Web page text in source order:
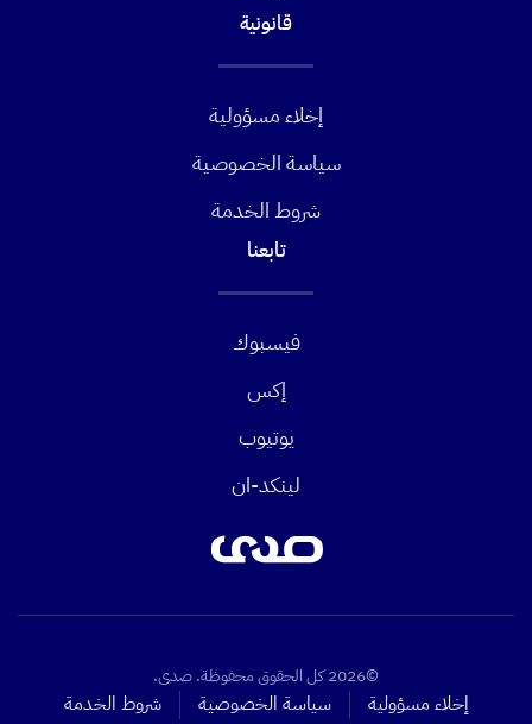
قانونية
إخلاء مسؤولية
سياسة الخصوصية
شروط الخدمة
تابعنا
فيسبوك
إكس
يوتيوب
لينكد-ان
©2026 كل الحقوق محفوظة. صدى.
إخلاء مسؤولية سياسة الخصوصية شروط الخدمة